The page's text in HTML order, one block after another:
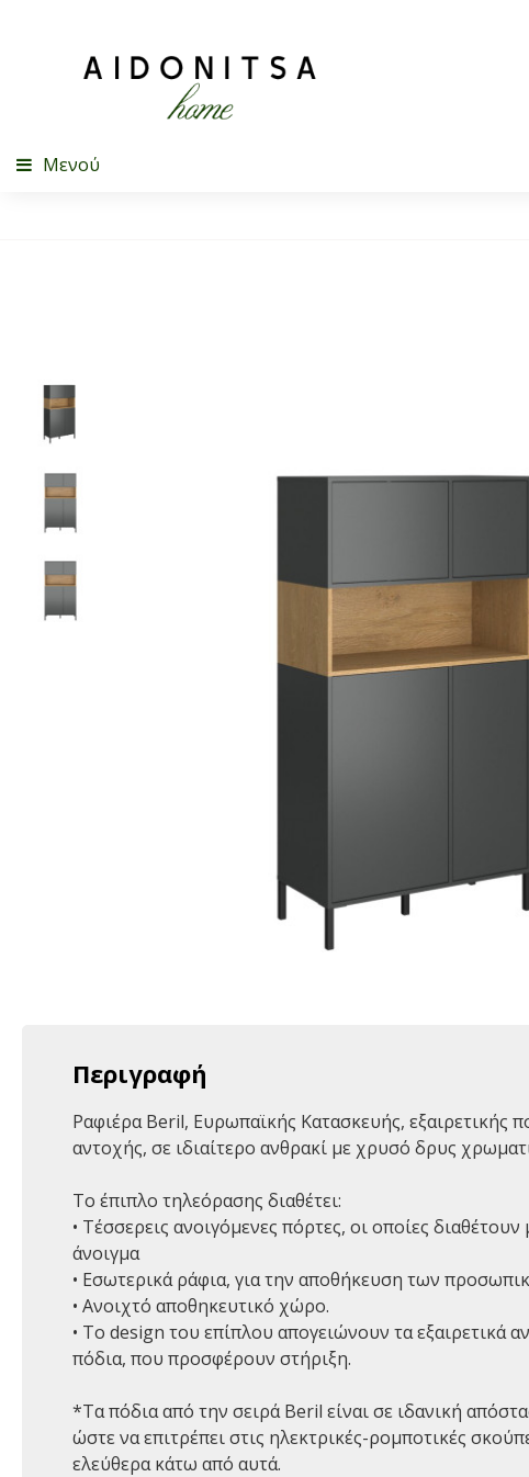
Μενού
Περιγραφή
Ραφιέρα Beril, Ευρωπαϊκής Κατασκευής, εξαιρετικής
αντοχής, σε ιδιαίτερο ανθρακί με χρυσό δρυς
Το έπιπλο τηλεόρασης διαθέτει:
• Τέσσερεις ανοιγόμενες πόρτες, οι οποίες
άνοιγμα
• Εσωτερικά ράφια, για την αποθήκευση των
• Ανοιχτό αποθηκευτικό χώρο.
• Τo design του επίπλου απογειώνουν τα εξαιρετικά
πόδια, που προσφέρουν στήριξη.
*Τα πόδια από την σειρά Beril είναι σε ιδανική
ώστε να επιτρέπει στις ηλεκτρικές-ρομποτικές
ελεύθερα κάτω από αυτά.